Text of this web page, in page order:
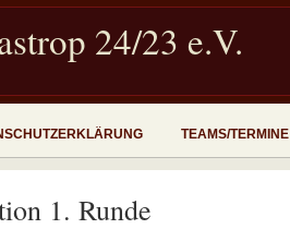
24/23 e.V.
TEAMS/TERMINE
1. Runde